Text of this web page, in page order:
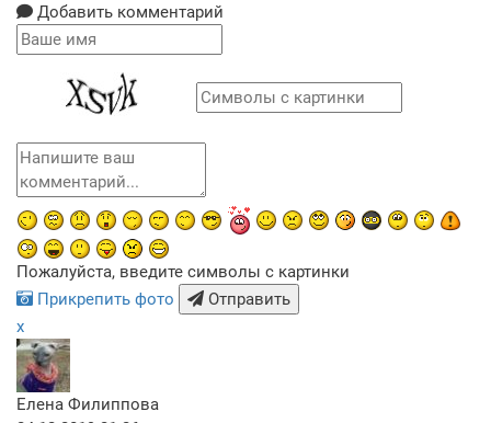
Добавить комментарий
Пожалуйста, введите символы с картинки
Прикрепить фото
Отправить
x
Елена Филиппова